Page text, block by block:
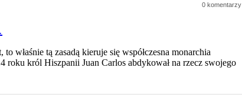
0 komentarzy
właśnie tą zasadą kieruje się współczesna monarchia
roku król Hiszpanii Juan Carlos abdykował na rzecz swojego